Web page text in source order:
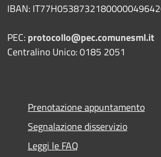
IBAN:
PEC: protocollo@pec.comunesml.it
Centralino Unico: 0185 2051
Prenotazione appuntamento
Segnalazione disservizio
Leggi le FAQ